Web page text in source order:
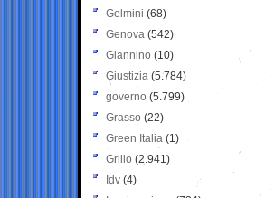
Gelmini (68)
Genova (542)
Giannino (10)
Giustizia (5.784)
governo (5.799)
Grasso (22)
Green Italia (1)
Grillo (2.941)
Idv (4)